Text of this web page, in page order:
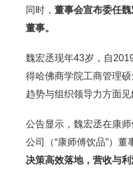
同时， 董事会宣布委任
董事。
魏宏丞现年43岁，自
得哈佛商学院工商管理
趋势与组织领导力方面见
公告显示，魏宏丞在康
公司（“康师傅饮品”）
决策高效落地，营收与